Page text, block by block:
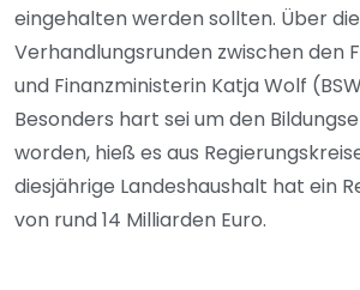
eingehalten werden sollten. Über
Verhandlungsrunden zwischen den
und Finanzministerin Katja Wolf
Besonders hart sei um den
worden, hieß es aus
diesjährige Landeshaushalt hat ein
von rund 14 Milliarden Euro.